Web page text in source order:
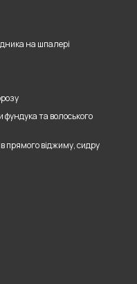
на шпалері
та волоського
прямого віджиму, сидру